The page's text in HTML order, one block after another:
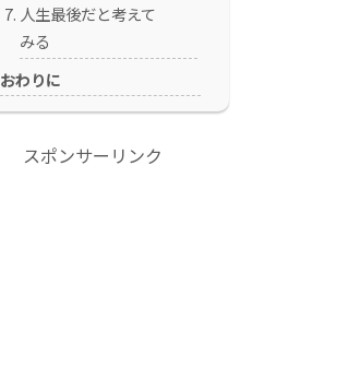
人生最後だと考えて
みる
おわりに
スポンサーリンク